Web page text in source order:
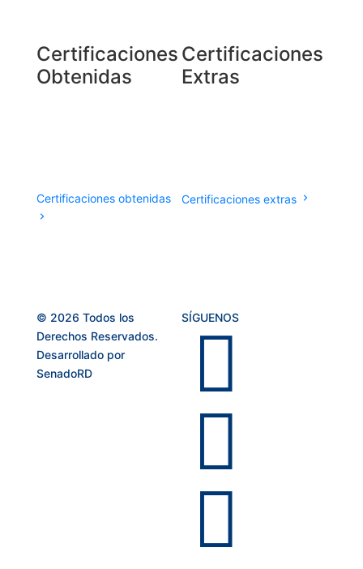
Certificaciones
Obtenidas
Certificaciones
Extras
Certificaciones obtenidas Certificaciones extras
© 2026 Todos los
Derechos Reservados.
Desarrollado por
SenadoRD
SÍGUENOS


